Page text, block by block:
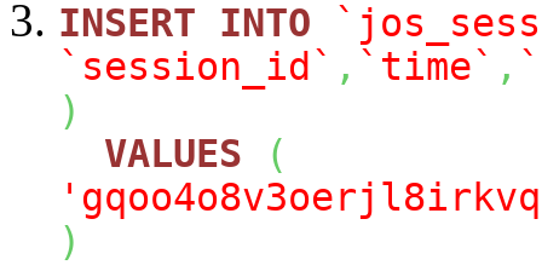
INSERT
INTO
`session_id` , `time` ,
)
VALUES
(
)